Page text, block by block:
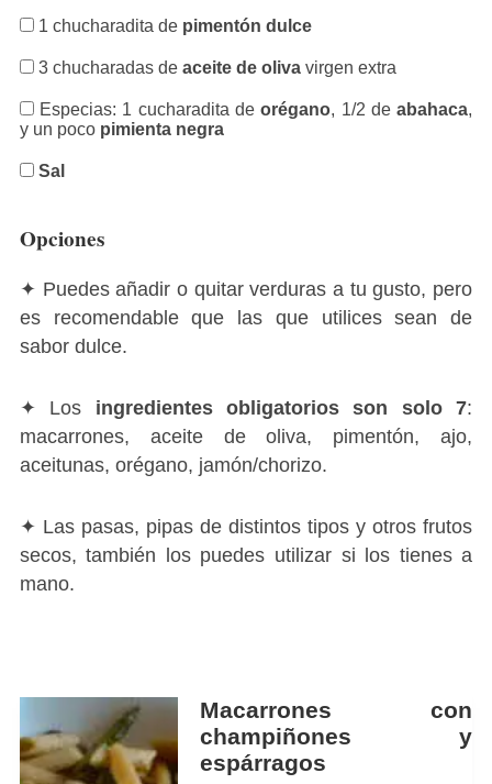
1 chucharadita de pimentón dulce
3 chucharadas de aceite de olivavirgen extra
Especias: 1 cucharadita deorégano, 1/2 deabahaca,
y un poco pimienta negra
Sal
Opciones
✦ Puedes añadir o quitar verduras a tu gusto, pero
es recomendable que las que utilices sean de
sabor dulce.
✦ Los ingredientes obligatorios son solo 7:
macarrones, aceite de oliva, pimentón, ajo,
aceitunas, orégano, jamón/chorizo.
✦ Las pasas, pipas de distintos tipos y otros frutos
secos, también los puedes utilizar si los tienes a
mano.
Macarrones con
champiñones y
espárragos